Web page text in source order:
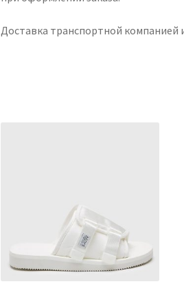
Доставка транспортной компанией